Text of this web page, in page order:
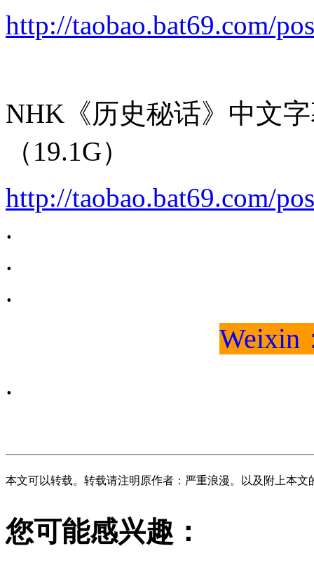
http://taobao.bat69.com/
NHK《历史秘话》中文
（19.1G）
http://taobao.bat69.com/
.
.
.
Weixin
.
本文可以转载。转载请注明原作者：严重浪漫。以及附上本文
您可能感兴趣：